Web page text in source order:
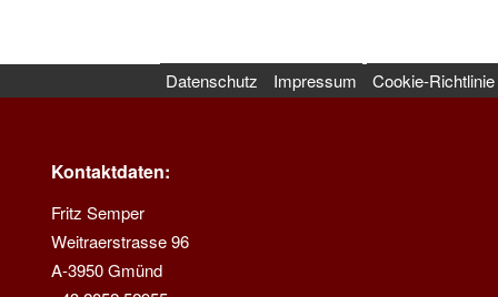
Datenschutz Impressum Cookie-Richtlinie
Kontaktdaten:
Fritz Semper
Weitraerstrasse 96
A-3950 Gmünd